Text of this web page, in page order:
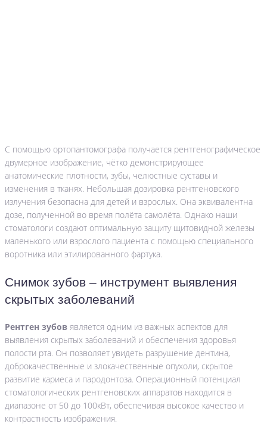
С помощью ортопантомографа получается рентгенографическое
двумерное изображение, чётко демонстрирующее
анатомические плотности, зубы, челюстные суставы и
изменения в тканях. Небольшая дозировка рентгеновского
излучения безопасна для детей и взрослых. Она эквивалентна
дозе, полученной во время полёта самолёта. Однако наши
стоматологи создают оптимальную защиту щитовидной железы
маленького или взрослого пациента с помощью специального
воротника или этилированного фартука.
Снимок зубов – инструмент выявления
скрытых заболеваний
Рентген зубов является одним из важных аспектов для
выявления скрытых заболеваний и обеспечения здоровья
полости рта. Он позволяет увидеть разрушение дентина,
доброкачественные и злокачественные опухоли, скрытое
развитие кариеса и пародонтоза. Операционный потенциал
стоматологических рентгеновских аппаратов находится в
диапазоне от 50 до 100кВт, обеспечивая высокое качество и
контрастность изображения.